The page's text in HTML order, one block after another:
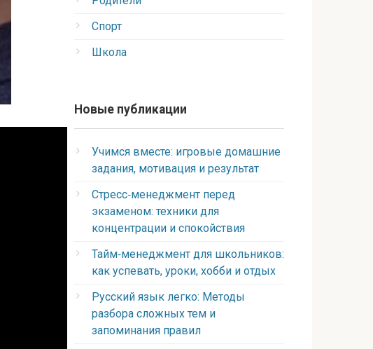
Спорт
Школа
Новые публикации
Учимся вместе: игровые домашние
задания, мотивация и результат
Стресс‑менеджмент перед
экзаменом: техники для
концентрации и спокойствия
Тайм‑менеджмент для школьников:
как успевать, уроки, хобби и отдых
Русский язык легко: Методы
разбора сложных тем и
запоминания правил